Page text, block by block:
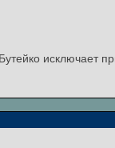
исключает